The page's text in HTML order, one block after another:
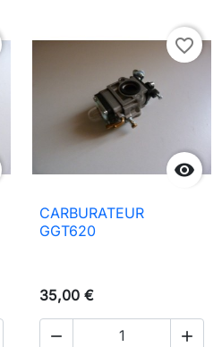

favorite_border
CARBURATEUR
GGT620
35,00 €
 